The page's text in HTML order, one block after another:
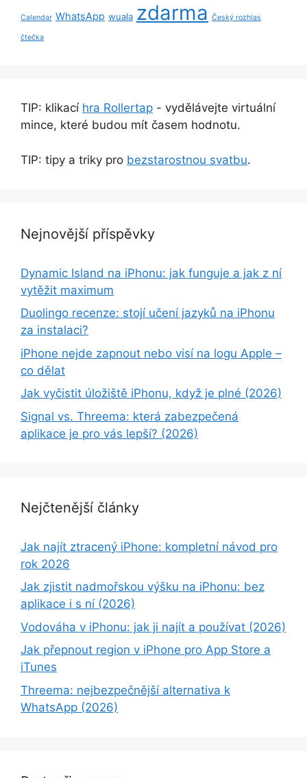
Calendar WhatsApp wuala zdarma Český rozhlas
čtečka
TIP: klikací hra Rollertap - vydělávejte virtuální
mince, které budou mít časem hodnotu.
TIP: tipy a triky pro bezstarostnou svatbu.
Nejnovější příspěvky
Dynamic Island na iPhonu: jak funguje a jak z ní
vytěžit maximum
Duolingo recenze: stojí učení jazyků na iPhonu
za instalaci?
iPhone nejde zapnout nebo visí na logu Apple –
co dělat
Jak vyčistit úložiště iPhonu, když je plné (2026)
Signal vs. Threema: která zabezpečená
aplikace je pro vás lepší? (2026)
Nejčtenější články
Jak najít ztracený iPhone: kompletní návod pro
rok 2026
Jak zjistit nadmořskou výšku na iPhonu: bez
aplikace i s ní (2026)
Vodováha v iPhonu: jak ji najít a používat (2026)
Jak přepnout region v iPhone pro App Store a
iTunes
Threema: nejbezpečnější alternativa k
WhatsApp (2026)